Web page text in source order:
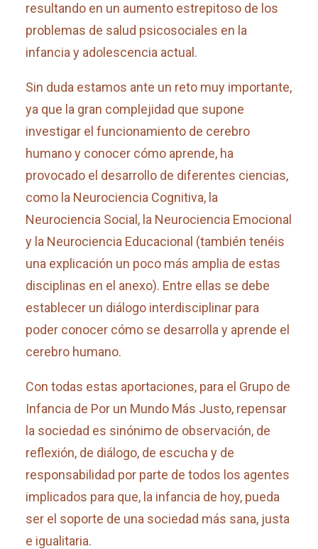
resultando en un aumento estrepitoso de los
problemas de salud psicosociales en la
infancia y adolescencia actual.
Sin duda estamos ante un reto muy importante,
ya que la gran complejidad que supone
investigar el funcionamiento de cerebro
humano y conocer cómo aprende, ha
provocado el desarrollo de diferentes ciencias,
como la Neurociencia Cognitiva, la
Neurociencia Social, la Neurociencia Emocional
y la Neurociencia Educacional (también tenéis
una explicación un poco más amplia de estas
disciplinas en el anexo). Entre ellas se debe
establecer un diálogo interdisciplinar para
poder conocer cómo se desarrolla y aprende el
cerebro humano.
Con todas estas aportaciones, para el Grupo de
Infancia de Por un Mundo Más Justo, repensar
la sociedad es sinónimo de observación, de
reflexión, de diálogo, de escucha y de
responsabilidad por parte de todos los agentes
implicados para que, la infancia de hoy, pueda
ser el soporte de una sociedad más sana, justa
e igualitaria.